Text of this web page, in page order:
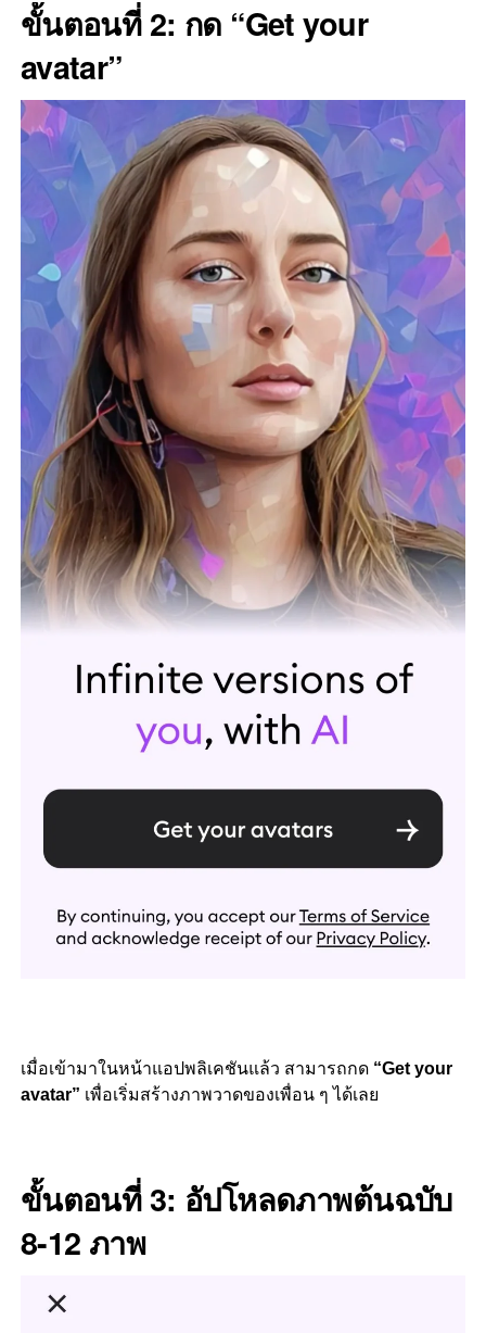
ขั้นตอนที่ 2: กด “Get your
avatar”
เมื่อเข้ามาในหน้าแอปพลิเคชันแล้ว สามารถกด “Get your
avatar” เพื่อเริ่มสร้างภาพวาดของเพื่อน ๆ ได้เลย
ขั้นตอนที่ 3: อัปโหลดภาพต้นฉบับ
8-12 ภาพ